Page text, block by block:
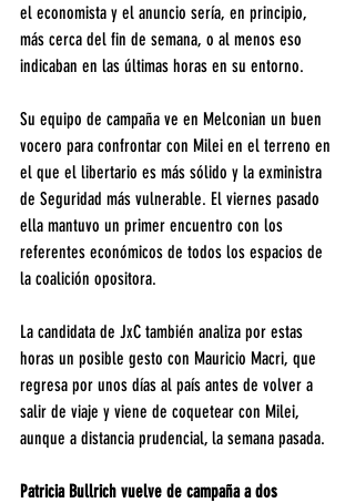
el economista y el anuncio sería, en principio,
más cerca del fin de semana, o al menos eso
indicaban en las últimas horas en su entorno.
Su equipo de campaña ve en Melconian un buen
vocero para confrontar con Milei en el terreno en
el que el libertario es más sólido y la exministra
de Seguridad más vulnerable. El viernes pasado
ella mantuvo un primer encuentro con los
referentes económicos de todos los espacios de
la coalición opositora.
La candidata de JxC también analiza por estas
horas un posible gesto con Mauricio Macri, que
regresa por unos días al país antes de volver a
salir de viaje y viene de coquetear con Milei,
aunque a distancia prudencial, la semana pasada.
Patricia Bullrich vuelve de campaña a dos